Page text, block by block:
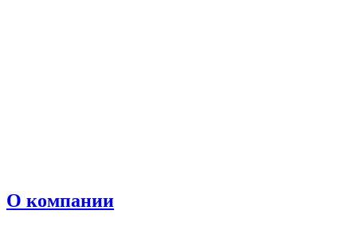
О компании